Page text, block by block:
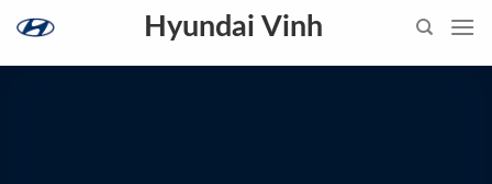
content
Hyundai Vinh